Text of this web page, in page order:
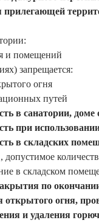
и помещений
запрещается:
огня
путей
в санатории,
при
в складских
допустимое
в складском
по
открытого огня,
и удаления